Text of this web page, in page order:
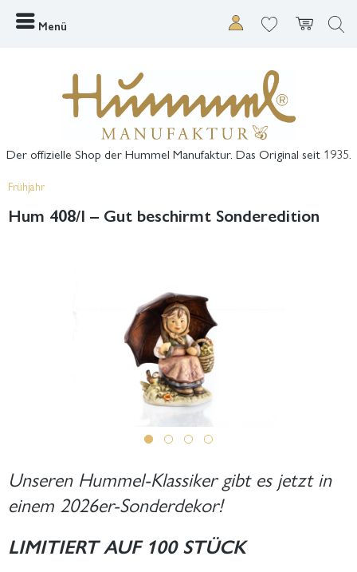
Menü
Der offizielle Shop der Hummel Manufaktur. Das Original seit 1935.
Frühjahr
Hum 408/I – Gut beschirmt Sonderedition
Unseren Hummel-Klassiker gibt es jetzt in
einem 2026er-Sonderdekor!
LIMITIERT AUF 100 STÜCK